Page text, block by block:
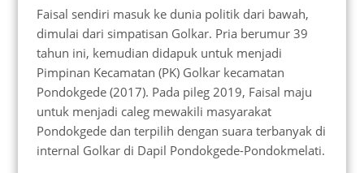
Faisal sendiri masuk ke dunia politik dari bawah,
dimulai dari simpatisan Golkar. Pria berumur 39
tahun ini, kemudian didapuk untuk menjadi
Pimpinan Kecamatan (PK) Golkar kecamatan
Pondokgede (2017). Pada pileg 2019, Faisal maju
untuk menjadi caleg mewakili masyarakat
Pondokgede dan terpilih dengan suara terbanyak di
internal Golkar di Dapil Pondokgede-Pondokmelati.